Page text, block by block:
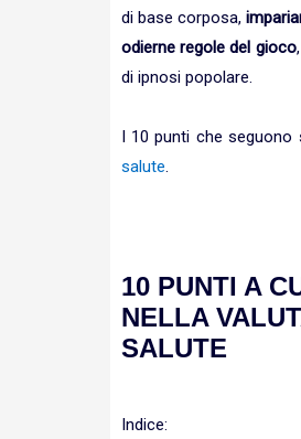
di base corposa,
odierne regole del gioco
di ipnosi popolare.
I 10 punti che
salute.
10 PUNTI A
NELLA
SALUTE
Indice: